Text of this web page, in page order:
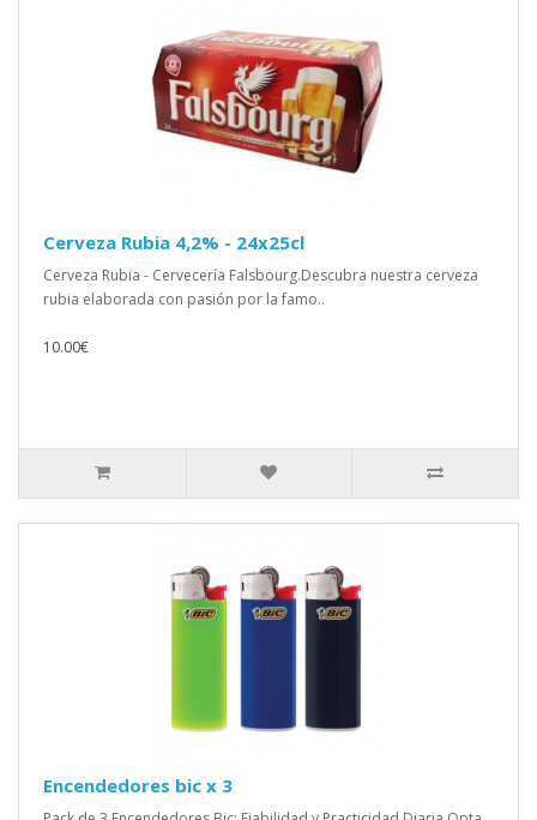
Cerveza Rubia 4,2% - 24x25cl
Cerveza Rubia - Cervecería Falsbourg.Descubra nuestra cerveza
rubia elaborada con pasión por la famo..
10.00€
Encendedores bic x 3